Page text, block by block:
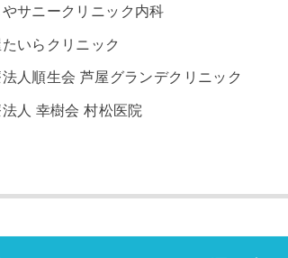
サニークリニック内科
いらクリニック
人順生会 芦屋グランデクリニック
人 幸樹会 村松医院